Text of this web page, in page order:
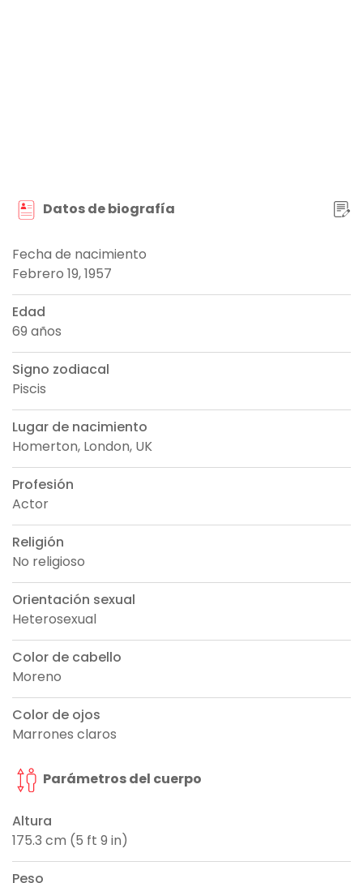
Datos de biografía
Fecha de nacimiento
Febrero 19, 1957
Edad
69 años
Signo zodiacal
Piscis
Lugar de nacimiento
Homerton, London, UK
Profesión
Actor
Religión
No religioso
Orientación sexual
Heterosexual
Color de cabello
Moreno
Color de ojos
Marrones claros
Parámetros del cuerpo
Altura
175.3 cm (5 ft 9 in)
Peso